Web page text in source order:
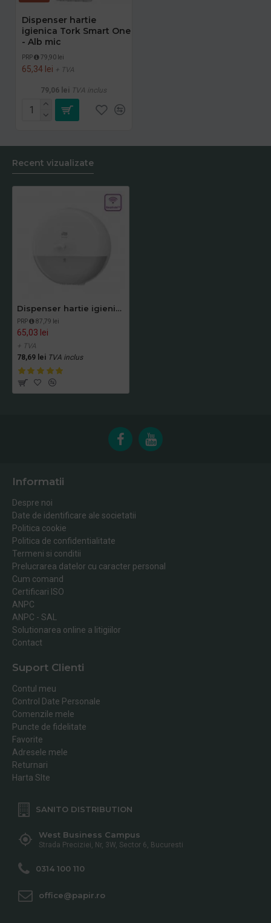
Dispenser hartie
igienica Tork Smart One
- Alb mic
PRP 79,90 lei
65,34 lei + TVA
79,06 lei TVA inclus
Recent vizualizate
Dispenser hartie igienica SmartOne Tork alb
PRP 87,79 lei
65,03 lei
+ TVA
78,69 lei TVA inclus
Informatii
Despre noi
Date de identificare ale societatii
Politica cookie
Politica de confidentialitate
Termeni si conditii
Prelucrarea datelor cu caracter personal
Cum comand
Certificari ISO
ANPC
ANPC - SAL
Solutionarea online a litigiilor
Contact
Suport Clienti
Contul meu
Control Date Personale
Comenzile mele
Puncte de fidelitate
Favorite
Adresele mele
Returnari
Harta SIte
SANITO DISTRIBUTION
West Business Campus
Strada Preciziei, Nr, 3W, Sector 6, Bucuresti
0314 100 110
office@papir.ro